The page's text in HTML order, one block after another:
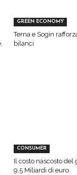
GREEN ECONOMY
Terna e Sogin
bilanci
CONSUMER
Il costo nascosto del
9,5 Miliardi di euro